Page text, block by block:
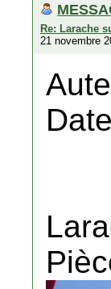
Re: Larache
21 novembre